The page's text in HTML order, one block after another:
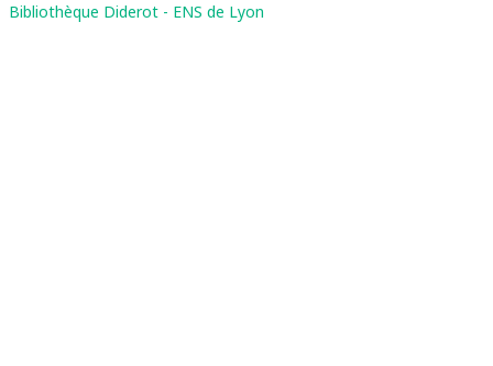
Bibliothèque Diderot - ENS de Lyon